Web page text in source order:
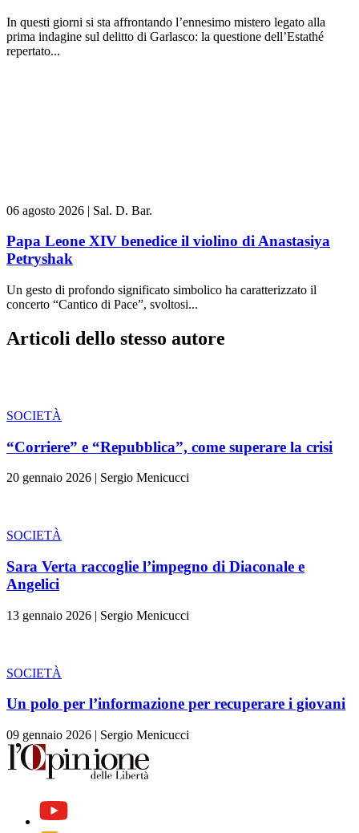
In questi giorni si sta affrontando l’ennesimo mistero legato alla
prima indagine sul delitto di Garlasco: la questione dell’Estathé
repertato...
06 agosto 2026 | Sal. D. Bar.
Papa Leone XIV benedice il violino di Anastasiya
Petryshak
Un gesto di profondo significato simbolico ha caratterizzato il
concerto “Cantico di Pace”, svoltosi...
Articoli dello stesso autore
SOCIETÀ
“Corriere” e “Repubblica”, come superare la crisi
20 gennaio 2026 | Sergio Menicucci
SOCIETÀ
Sara Verta raccoglie l’impegno di Diaconale e
Angelici
13 gennaio 2026 | Sergio Menicucci
SOCIETÀ
Un polo per l’informazione per recuperare i giovani
09 gennaio 2026 | Sergio Menicucci